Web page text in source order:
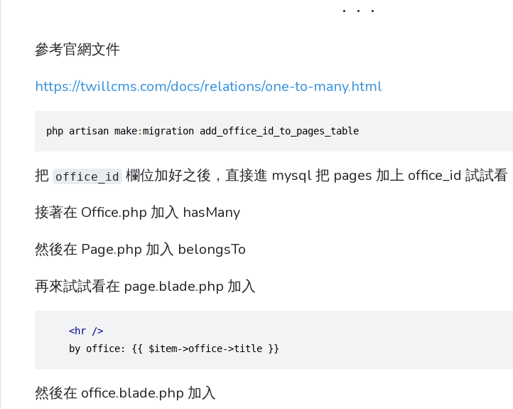
參考官網文件
https://twillcms.com/docs/relations/one-to-many.html
php artisan make:migration add_office_id_to_pages_table
把 office_id 欄位加好之後，直接進 mysql 把 pages 加上 office_id 試試看
接著在 Office.php 加入 hasMany
然後在 Page.php 加入 belongsTo
再來試試看在 page.blade.php 加入
<hr />
    by office: {{ $item->office->title }}
然後在 office.blade.php 加入